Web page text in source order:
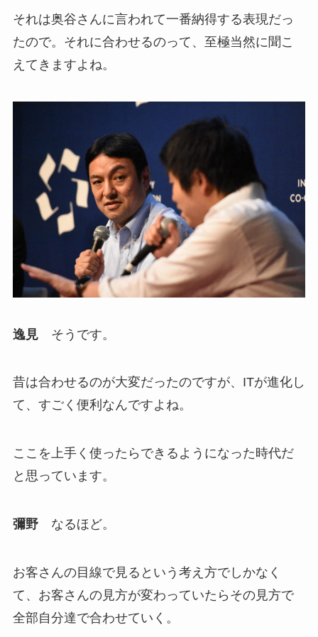
それは奥谷さんに言われて一番納得する表現だっ
たので。それに合わせるのって、至極当然に聞こ
えてきますよね。
逸見そうです。
昔は合わせるのが大変だったのですが、ITが進化し
て、すごく便利なんですよね。
ここを上手く使ったらできるようになった時代だ
と思っています。
彌野なるほど。
お客さんの目線で見るという考え方でしかなく
て、お客さんの見方が変わっていたらその見方で
全部自分達で合わせていく。